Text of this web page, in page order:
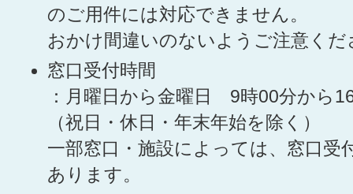
のご用件には対応できません。
おかけ間違いのないようご注意くだ
窓口受付時間
：月曜日から金曜日 9時00分から
（祝日・休日・年末年始を除く）
一部窓口・施設によっては、窓口受
あります。